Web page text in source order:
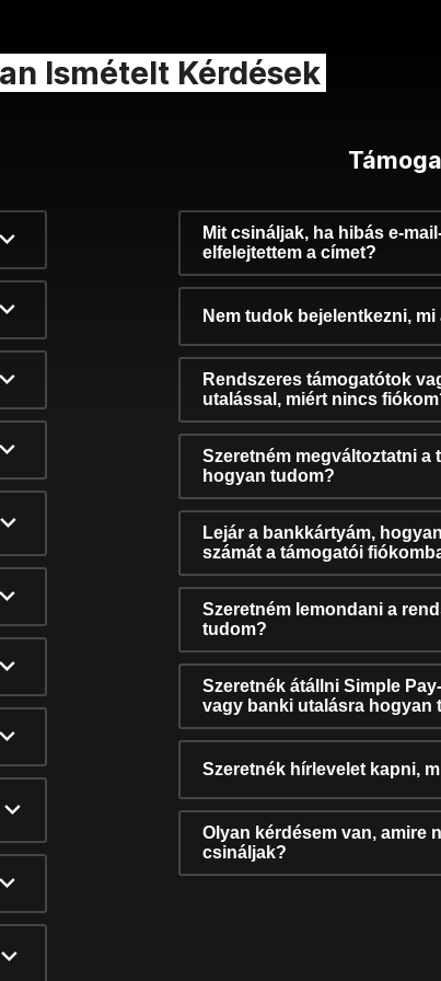
Ismételt Kérdések
Mit csináljak, ha hibás e-
elfelejtettem a címet?
Nem tudok bejelentkezni, mi
Rendszeres támogatótok
utalással, miért nincs
Szeretném megváltoztatni a
hogyan tudom?
Lejár a bankkártyám,
számát a támogatói
Szeretném lemondani a
tudom?
Szeretnék átállni Simple
vagy banki utalásra hogyan
Szeretnék hírlevelet kapni,
Olyan kérdésem van, amire
csináljak?